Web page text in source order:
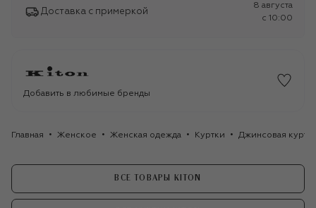
Доставка с примеркой
8 августа
c 10:00
Добавить в любимые бренды
Главная Женское Женская одежда Куртки Джинсовая
ВСЕ ТОВАРЫ KITON